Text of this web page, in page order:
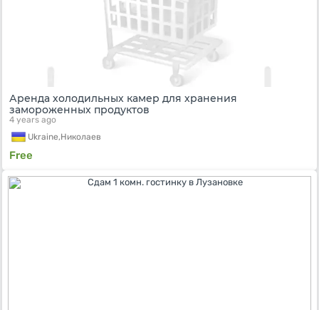
Аренда холодильных камер для хранения
замороженных продуктов
4 years ago
Ukraine,Николаев
Free